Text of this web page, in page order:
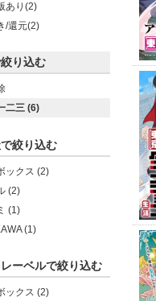
あり(2)
/還元(2)
り込む
二三 (6)
絞り込む
ックス (2)
(2)
(1)
(1)
ーベルで絞り込む
ックス (2)